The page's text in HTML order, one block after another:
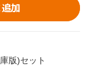
加
版)セット